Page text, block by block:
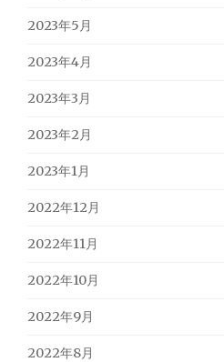
2023年5月
2023年4月
2023年3月
2023年2月
2023年1月
2022年12月
2022年11月
2022年10月
2022年9月
2022年8月